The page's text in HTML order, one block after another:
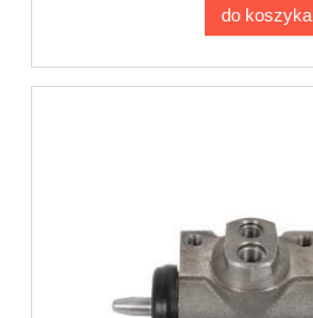
do koszyka